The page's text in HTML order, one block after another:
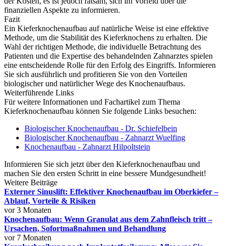
finanziellen Aspekte zu informieren.
Fazit
Ein Kieferknochenaufbau auf natürliche Weise ist eine effektive
Methode, um die Stabilität des Kieferknochens zu erhalten. Die
Wahl der richtigen Methode, die individuelle Betrachtung des
Patienten und die Expertise des behandelnden Zahnarztes spielen
eine entscheidende Rolle für den Erfolg des Eingriffs. Informieren
Sie sich ausführlich und profitieren Sie von den Vorteilen
biologischer und natürlicher Wege des Knochenaufbaus.
Weiterführende Links
Für weitere Informationen und Fachartikel zum Thema
Kieferknochenaufbau können Sie folgende Links besuchen:
Biologischer Knochenaufbau - Dr. Schiefelbein
Biologischer Knochenaufbau - Zahnarzt Wuelfing
Knochenaufbau - Zahnarzt Hilpoltstein
Informieren Sie sich jetzt über den Kieferknochenaufbau und
machen Sie den ersten Schritt in eine bessere Mundgesundheit!
Weitere Beiträge
Externer Sinuslift: Effektiver Knochenaufbau im Oberkiefer –
Ablauf, Vorteile & Risiken
vor 3 Monaten
Knochenaufbau: Wenn Granulat aus dem Zahnfleisch tritt –
Ursachen, Sofortmaßnahmen und Behandlung
vor 7 Monaten